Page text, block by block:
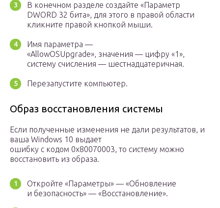
В конечном разделе создайте «Параметр
DWORD 32 бита», для этого в правой области
кликните правой кнопкой мыши.
Имя параметра —
«AllowOSUpgrade», значения — цифру «1»,
систему счисления — шестнадцатеричная.
Перезапустите компьютер.
Образ восстановления системы
Если полученные изменения не дали результатов, и
ваша Windows 10 выдает
ошибку с кодом 0x80070003, то систему можно
восстановить из образа.
Откройте «Параметры» — «Обновление
и безопасность» — «Восстановление».